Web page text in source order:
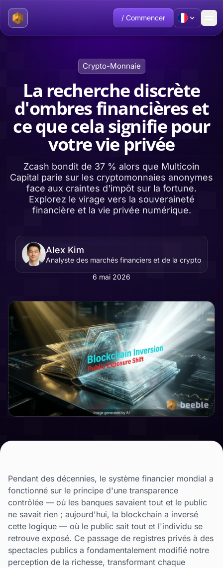
/ Commencer
Crypto-Monnaie
La recherche discrète
d'ombres financières et
ce que cela signifie pour
votre vie privée
Zcash bondit de 37 % alors que Multicoin
Capital parie sur les cryptomonnaies anonymes
face aux craintes d'impôt sur la fortune.
Explorez le virage vers la souveraineté
financière et la vie privée numérique.
Alex Kim
Analyste des marchés financiers et de la crypto
6 mai 2026
Pendant des décennies, le système financier mondial a
fonctionné sur le principe d'une transparence
contrôlée — où les banques savaient tout et le public
ne savait rien ; aujourd'hui, la blockchain a inversé
cette logique — où le public sait tout et l'individu se
retrouve exposé. Ce passage de registres privés à des
spectacles publics a fondamentalement modifié notre
perception de la richesse, transformant chaque